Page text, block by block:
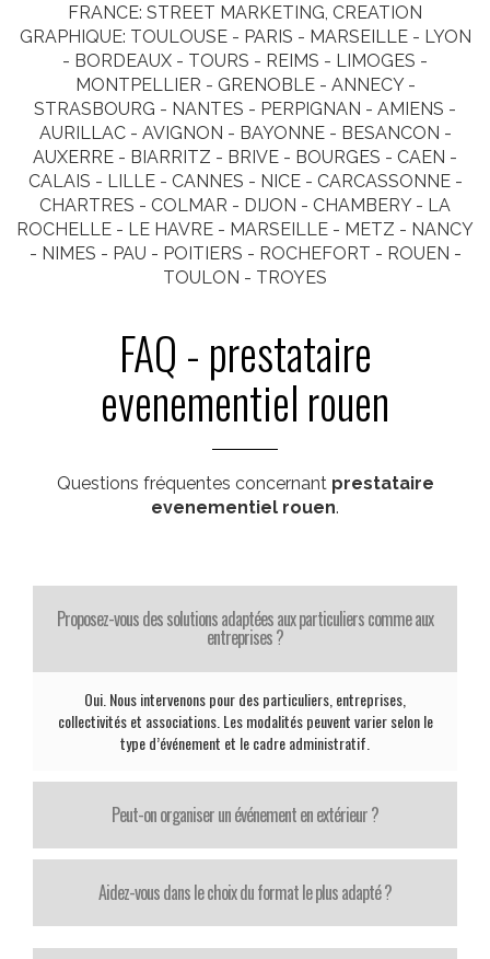
FRANCE: STREET MARKETING, CREATION
GRAPHIQUE: TOULOUSE - PARIS - MARSEILLE - LYON
- BORDEAUX - TOURS - REIMS - LIMOGES -
MONTPELLIER - GRENOBLE - ANNECY -
STRASBOURG - NANTES - PERPIGNAN - AMIENS -
AURILLAC - AVIGNON - BAYONNE - BESANCON -
AUXERRE - BIARRITZ - BRIVE - BOURGES - CAEN -
CALAIS - LILLE - CANNES - NICE - CARCASSONNE -
CHARTRES - COLMAR - DIJON - CHAMBERY - LA
ROCHELLE - LE HAVRE - MARSEILLE - METZ - NANCY
- NIMES - PAU - POITIERS - ROCHEFORT - ROUEN -
TOULON - TROYES
FAQ - prestataire
evenementiel rouen
Questions fréquentes concernant prestataire
evenementiel rouen.
Proposez-vous des solutions adaptées aux particuliers comme aux
entreprises ?
Oui. Nous intervenons pour des particuliers, entreprises,
collectivités et associations. Les modalités peuvent varier selon le
type d’événement et le cadre administratif.
Peut-on organiser un événement en extérieur ?
Aidez-vous dans le choix du format le plus adapté ?